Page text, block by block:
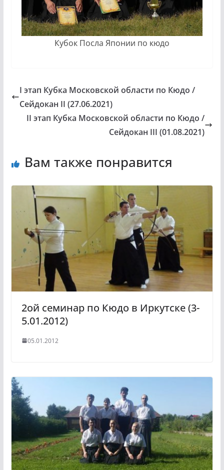
Кубок Посла Японии по кюдо
I этап Кубка Московской области по Кюдо /
Сейдокан II (27.06.2021)
II этап Кубка Московской области по Кюдо /
Сейдокан III (01.08.2021)
Вам также понравится
2ой семинар по Кюдо в Иркутске (3-
5.01.2012)
05.01.2012